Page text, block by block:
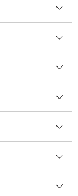
ンドソープ・石